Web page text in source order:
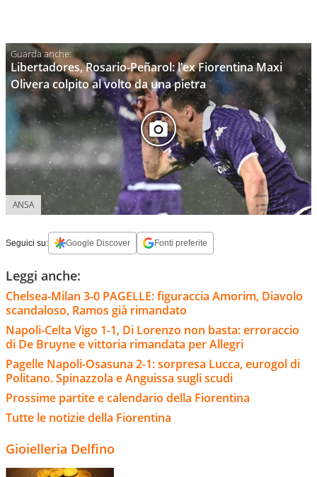
Libertadores, Rosario-Peñarol: l’ex Fiorentina Maxi
Olivera colpito al volto da una pietra
ANSA
Seguici su: Google Discover Fonti preferite
Leggi anche:
Chelsea-Milan 3-0 PAGELLE: figuraccia Amorim, Diavolo
scandaloso, Ramos già rimandato
Napoli-Celta Vigo 1-1, Di Lorenzo non basta: erroraccio
di De Bruyne e vittoria rimandata per Allegri
Pagelle Napoli-Osasuna 2-1: sorpresa Lucca, eurogol di
Politano. Spinazzola e Anguissa sugli scudi
Prossime partite e calendario della Fiorentina
Tutte le notizie della Fiorentina
Gioielleria Delfino